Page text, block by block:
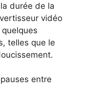
durée de la
vidéo
telles que le
entre